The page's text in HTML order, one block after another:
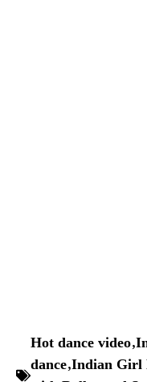
Hot dance video,
dance,Indian Girl